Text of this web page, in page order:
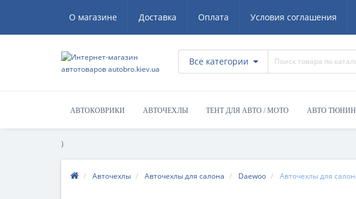
О магазине Доставка Оплата Условия соглашения
Все категории
АВТОКОВРИКИ АВТОЧЕХЛЫ ТЕНТ ДЛЯ АВТО / МОТО АВТО
)
Авточехлы Авточехлы для салона Daewoo Авточехлы для